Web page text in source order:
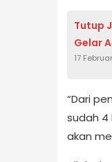
Tutup
Gelar
17
“Dari
sudah 4
akan